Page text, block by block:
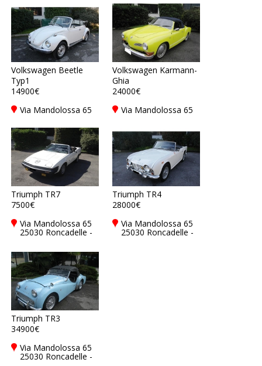
Volkswagen Beetle
Typ1
14900€
Via Mandolossa 65
Brescia - BS, Italy
Volkswagen Karmann-
Ghia
24000€
Via Mandolossa 65
Triumph TR7
7500€
Via Mandolossa 65
25030 Roncadelle -
Triumph TR4
28000€
Via Mandolossa 65
25030 Roncadelle -
Triumph TR3
34900€
Via Mandolossa 65
25030 Roncadelle -